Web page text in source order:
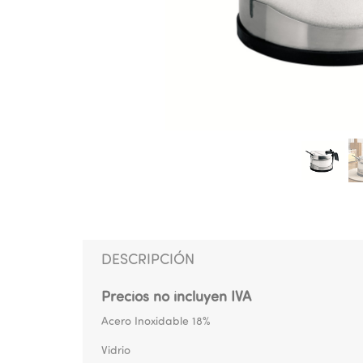
DESCRIPCIÓN
Precios no incluyen IVA
Acero Inoxidable 18%
Vidrio